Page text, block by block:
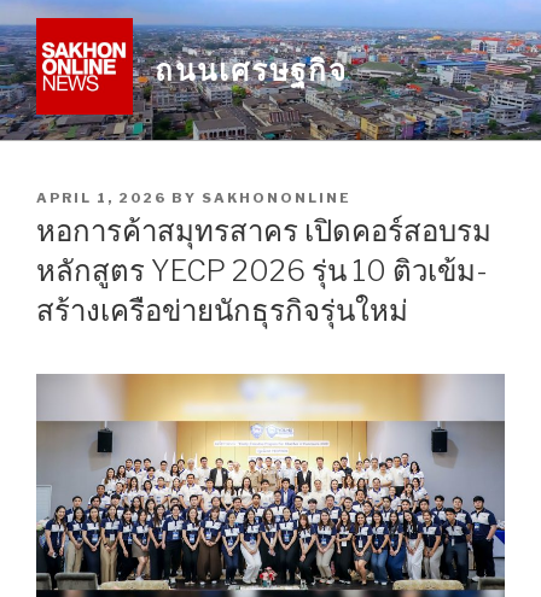
to
content
ถนนเศรษฐกิจ
POSTED
APRIL 1, 2026 BY SAKHONONLINE
หอการค้าสมุทรสาคร เปิดคอร์สอบรม
หลักสูตร YECP 2026 รุ่น 10 ติวเข้ม-
สร้างเครือข่ายนักธุรกิจรุ่นใหม่